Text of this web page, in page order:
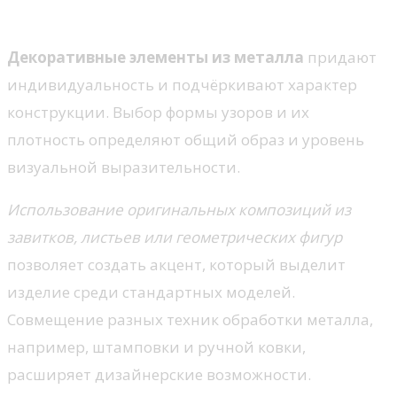
Декоративные элементы из металла придают
индивидуальность и подчёркивают характер
конструкции. Выбор формы узоров и их
плотность определяют общий образ и уровень
визуальной выразительности.
Использование оригинальных композиций из
завитков, листьев или геометрических фигур
позволяет создать акцент, который выделит
изделие среди стандартных моделей.
Совмещение разных техник обработки металла,
например, штамповки и ручной ковки,
расширяет дизайнерские возможности.